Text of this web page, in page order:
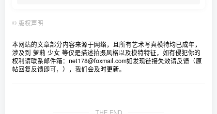
© 版权声明
本网站的文章部分内容来源于网络，且所有艺术写真模特均已成年，
涉及到 萝莉 少女 等仅是描述拍摄风格以及模特特征，如有侵犯你的
权利请联系邮件箱：net178@foxmail.com如发现链接失效请反馈（原
帖回复反馈即可，），我们会及时更新。